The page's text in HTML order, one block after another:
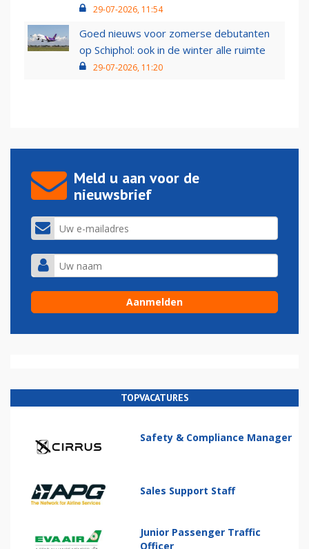
29-07-2026, 11:54
Goed nieuws voor zomerse debutanten
op Schiphol: ook in de winter alle ruimte
29-07-2026, 11:20
Meld u aan voor de
nieuwsbrief
TOPVACATURES
Safety & Compliance Manager
Sales Support Staff
Junior Passenger Traffic
Officer